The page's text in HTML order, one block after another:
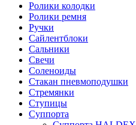
Ролики колодки
Ролики ремня
Ручки
Сайлентблоки
Сальники
Свечи
Соленоиды
Стакан пневмоподушки
Стремянки
Ступицы
Суппорта